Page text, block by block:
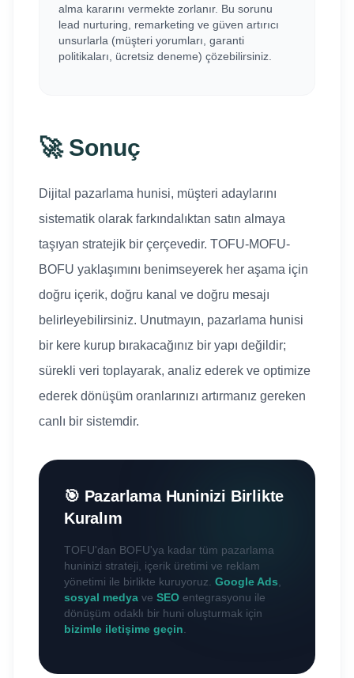
alma kararını vermekte zorlanır. Bu sorunu
lead nurturing, remarketing ve güven artırıcı
unsurlarla (müşteri yorumları, garanti
politikaları, ücretsiz deneme) çözebilirsiniz.
🚀 Sonuç
Dijital pazarlama hunisi, müşteri adaylarını
sistematik olarak farkındalıktan satın almaya
taşıyan stratejik bir çerçevedir. TOFU-MOFU-
BOFU yaklaşımını benimseyerek her aşama için
doğru içerik, doğru kanal ve doğru mesajı
belirleyebilirsiniz. Unutmayın, pazarlama hunisi
bir kere kurup bırakacağınız bir yapı değildir;
sürekli veri toplayarak, analiz ederek ve optimize
ederek dönüşüm oranlarınızı artırmanız gereken
canlı bir sistemdir.
🎯 Pazarlama Huninizi Birlikte
Kuralım
TOFU'dan BOFU'ya kadar tüm pazarlama
huninizi strateji, içerik üretimi ve reklam
yönetimi ile birlikte kuruyoruz. Google Ads
sosyal medya ve SEO entegrasyonu ile
dönüşüm odaklı bir huni oluşturmak için
bizimle iletişime geçin